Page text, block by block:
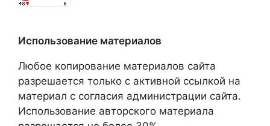
Использование материалов
Любое копирование материалов сайта
разрешается только с активной ссылкой на
материал с согласия администрации сайта.
Использование авторского материала